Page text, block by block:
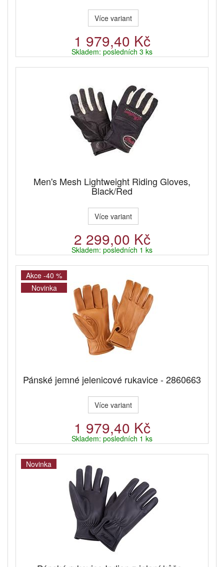
Více variant
1 979,40 Kč
Skladem: posledních 3 ks
Men's Mesh Lightweight Riding Gloves,
Black/Red
Více variant
2 299,00 Kč
Skladem: posledních 1 ks
Akce -40 %
Novinka
Pánské jemné jelenicové rukavice - 2860663
Více variant
1 979,40 Kč
Skladem: posledních 1 ks
Novinka